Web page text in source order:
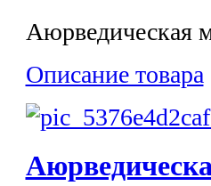
Аюрведическая
Описание товара